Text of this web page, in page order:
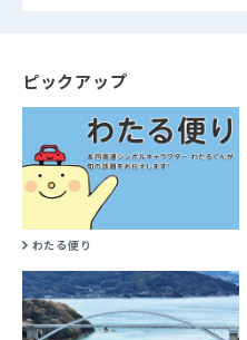
ピックアップ
わたる便り